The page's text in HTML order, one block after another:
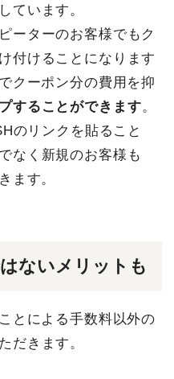
ています。
ーターのお客様でもク
付けることになります
クーポン分の費用を抑
することができます。
のリンクを貼ること
なく新規のお客様も
ます。
ないメリットも
とによる手数料以外の
だきます。